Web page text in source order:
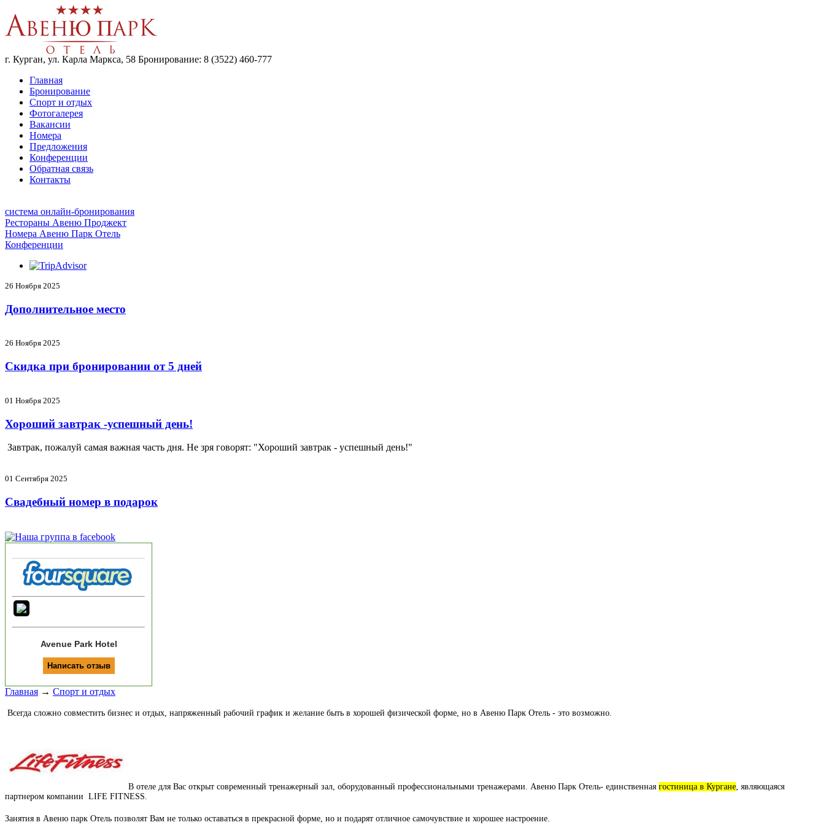
г. Курган, ул. Карла Маркса, 58 Бронирование: 8 (3522) 460-777
Главная
Бронирование
Спорт и отдых
Фотогалерея
Вакансии
Номера
Предложения
Конференции
Обратная связь
Контакты
система онлайн-бронирования
Рестораны Авеню Проджект
Номера Авеню Парк Отель
Конференции
26 Ноября 2025
Дополнительное место
26 Ноября 2025
Скидка при бронировании от 5 дней
01 Ноября 2025
Хороший завтрак -успешный день!
Завтрак, пожалуй самая важная часть дня. Не зря говорят: "Хороший завтрак - успешный день!"
01 Сентября 2025
Свадебный номер в подарок
Avenue Park Hotel
Главная → Спорт и отдых
Всегда сложно совместить бизнес и отдых, напряженный рабочий график и желание быть в хорошей физической форме, но в Авеню Парк Отель - это возможно.
В отеле для Вас открыт современный тренажерный зал, оборудованный профессиональными тренажерами. Авеню Парк Отель- единственная гостиница в Кургане , являющаяся
партнером компании LIFE FITNESS.
Занятия в Авеню парк Отель позволят Вам не только оставаться в прекрасной форме, но и подарят отличное самочувствие и хорошее настроение.